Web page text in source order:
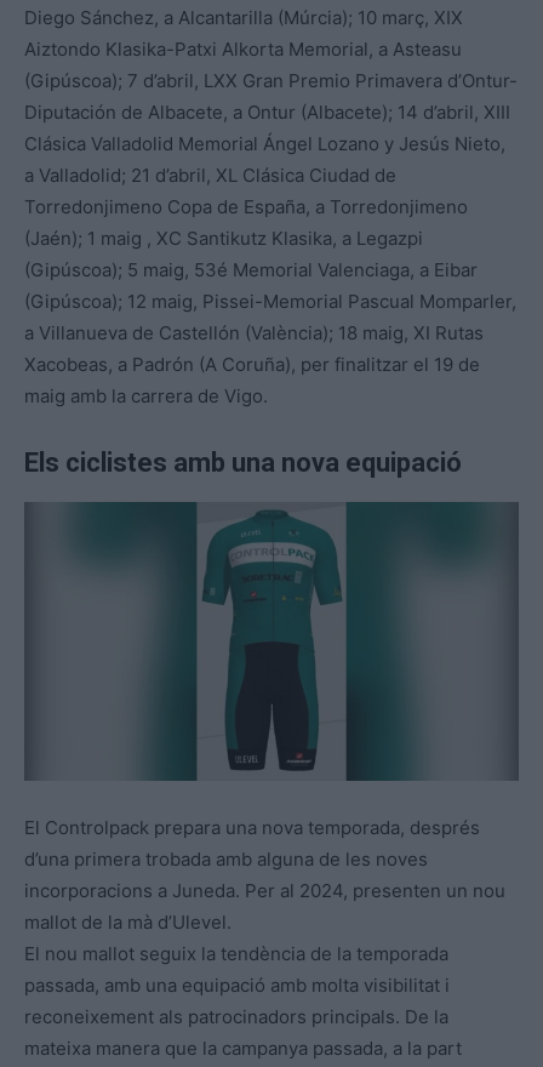
Diego Sánchez, a Alcantarilla (Múrcia); 10 març, XIX
Aiztondo Klasika-Patxi Alkorta Memorial, a Asteasu
(Gipúscoa); 7 d’abril, LXX Gran Premio Primavera d’Ontur-
Diputación de Albacete, a Ontur (Albacete); 14 d’abril, XIII
Clásica Valladolid Memorial Ángel Lozano y Jesús Nieto,
a Valladolid; 21 d’abril, XL Clásica Ciudad de
Torredonjimeno Copa de España, a Torredonjimeno
(Jaén); 1 maig , XC Santikutz Klasika, a Legazpi
(Gipúscoa); 5 maig, 53é Memorial Valenciaga, a Eibar
(Gipúscoa); 12 maig, Pissei-Memorial Pascual Momparler,
a Villanueva de Castellón (València); 18 maig, XI Rutas
Xacobeas, a Padrón (A Coruña), per finalitzar el 19 de
maig amb la carrera de Vigo.
Els ciclistes amb una nova equipació
El Controlpack prepara una nova temporada, després
d’una primera trobada amb alguna de les noves
incorporacions a Juneda. Per al 2024, presenten un nou
mallot de la mà d’Ulevel.
El nou mallot seguix la tendència de la temporada
passada, amb una equipació amb molta visibilitat i
reconeixement als patrocinadors principals. De la
mateixa manera que la campanya passada, a la part